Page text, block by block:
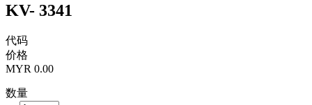
KV- 3341
代码
价格
MYR 0.00
数量